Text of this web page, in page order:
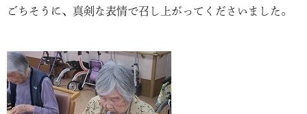
ごちそうに、真剣な表情で召し上がってくださいました。